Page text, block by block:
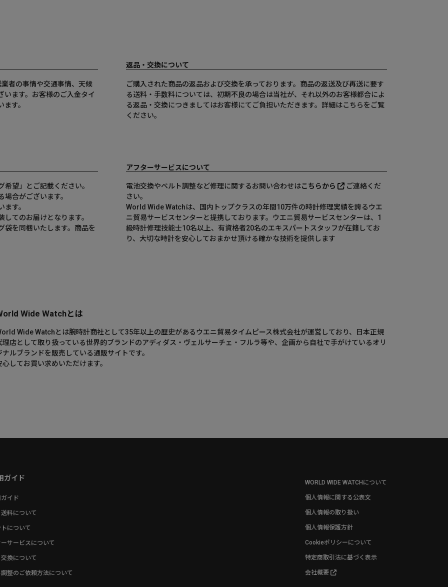
者の事情や交通事情、天候
います。お客様のご入金タイ
す。
返品・交換について
ご購入された商品の返品および交換を承っております。商品の返送及び再送に要す
る送料・手数料については、初期不良の場合は当社が、それ以外のお客様都合によ
る返品・交換につきましてはお客様にてご負担いただきます。詳細はこちらをご覧
ください。
望」とご記載ください。
合がございます。
す。
てのお届けとなります。
袋を同梱いたします。商品を
アフターサービスについて
電池交換やベルト調整など修理に関するお問い合わせはこちらから
ご連絡くだ
さい。
World Wide Watchは、国内トップクラスの年間10万件の時計修理実績を誇るウエ
ニ貿易サービスセンターと提携しております。ウエニ貿易サービスセンターは、1
級時計修理技能士10名以上、有資格者20名のエキスパートスタッフが在籍してお
り、大切な時計を安心しておまかせ頂ける確かな技術を提供します
Wide Watchとは
Wide Watchとは腕時計商社として35年以上の歴史があるウエニ貿易タイムピース株式会社が運営しており、日本正規
理店として取り扱っている世界的ブランドのアディダス・ヴェルサーチェ・フルラ等や、企画から自社で手がけているオリ
ナルブランドを販売している通販サイトです。
心してお買い求めいただけます。
ガイド
イド
料について
について
サービスについて
換について
整のご依頼方法について
WORLD WIDE WATCHについて
個人情報に関する公表文
個人情報の取り扱い
個人情報保護方針
Cookieポリシーについて
特定商取引法に基づく表示
会社概要